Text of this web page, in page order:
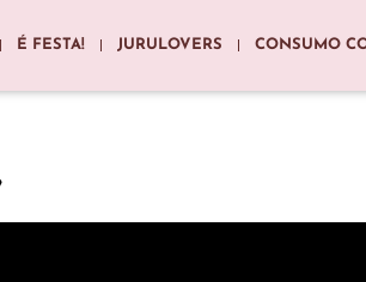
É FESTA! JURULOVERS CONSUMO